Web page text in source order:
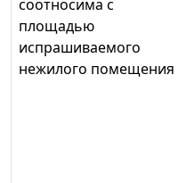
соотносима с
площадью
испрашиваемого
нежилого помещения